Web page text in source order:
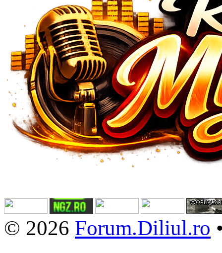
© 2026 Forum.Diliul.ro